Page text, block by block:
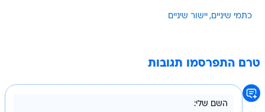
כתמי שיניים יישור שיניים
טרם התפרסמו תגובות